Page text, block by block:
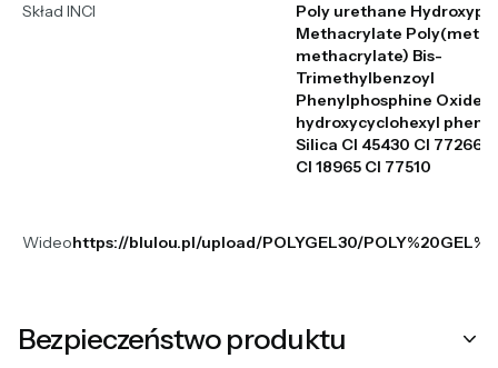
Skład INCI
Poly urethane
Methacrylate
methacrylate) Bis-
Trimethylbenzoyl
Phenylphosphine Oxide 1-
hydroxycyclohexyl
Silica CI 45430 CI 77266
CI 18965 CI 77510
Wideohttps://blulou.pl/upload/POLYGEL30/
Bezpieczeństwo produktu